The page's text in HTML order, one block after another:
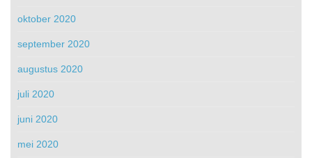
oktober 2020
september 2020
augustus 2020
juli 2020
juni 2020
mei 2020